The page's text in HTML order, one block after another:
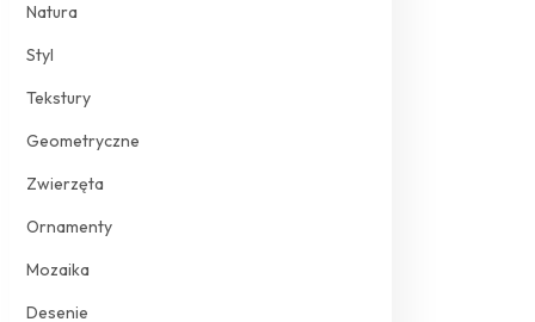
Natura
Styl
Tekstury
Geometryczne
Zwierzęta
Ornamenty
Mozaika
Desenie